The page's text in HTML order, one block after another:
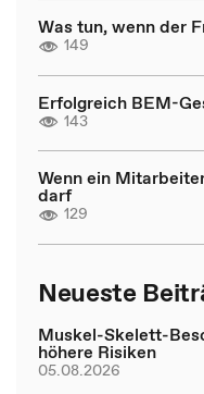
Was tun, wenn der
149
Erfolgreich BEM-
143
Wenn ein
darf
129
Neueste
Muskel-Skelett-
höhere Risiken
05.08.2026